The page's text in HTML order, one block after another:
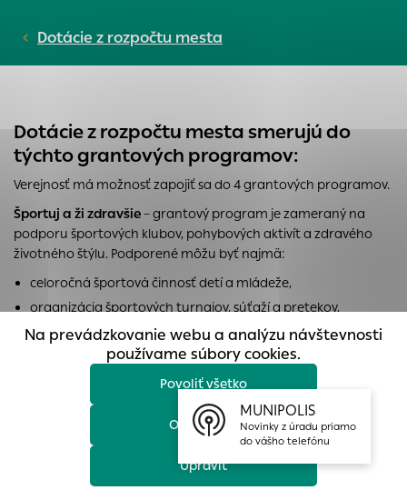
Dotácie z rozpočtu mesta
Dotácie z rozpočtu mesta smerujú do
týchto grantových programov:
Verejnosť má možnosť zapojiť sa do 4 grantových programov.
Športuj a ži zdravšie– grantový program je zameraný na
podporu športových klubov, pohybových aktivít a zdravého
životného štýlu. Podporené môžu byť najmä:
celoročná športová činnosť detí a mládeže,
organizácia športových turnajov, súťaží a pretekov,
projekty zamerané na zdravý životný štýl, prevenciu a
pravidelný pohyb.
Kultúrny život v Prievidzi– program podporuje kultúrne
podujatia a aktivity, ktoré obohacujú spoločenský a kultúrny
život v meste. Grant je určený najmä na podporu:
organizácie kultúrnych podujatí pre verejnosť,
realizácie tvorivých dielní, workshopov a prednášok,
Na prevádzkovanie webu a analýzu návštevnosti
používame súbory cookies.
Povoliť všetko
Odmietnuť
Upraviť
Technické súbory cookie sú pre prevádzku nevyhnutné a
pomáhajú urobiť webové stránky uplatniteľnými tým, že
týchto súborov cookie nemôže web správne fungovať.
Analytické cookies
Analytické cookies pomáhajú prevádzkovateľovi stránok
pochopiť, ako návštevníci stránok stránku používajú, aby
mohol stránky optimalizovať a ponúknuť im lepšiu
skúsenosť. Všetky dáta sa zbierajú anonymne a nie je
možné ich spojiť s konkrétnou osobou.
Povoliť všetko
Uložiť nastavenia
Viac informácií
MUNIPOLIS
Novinky z úradu priamo
do vášho telefónu